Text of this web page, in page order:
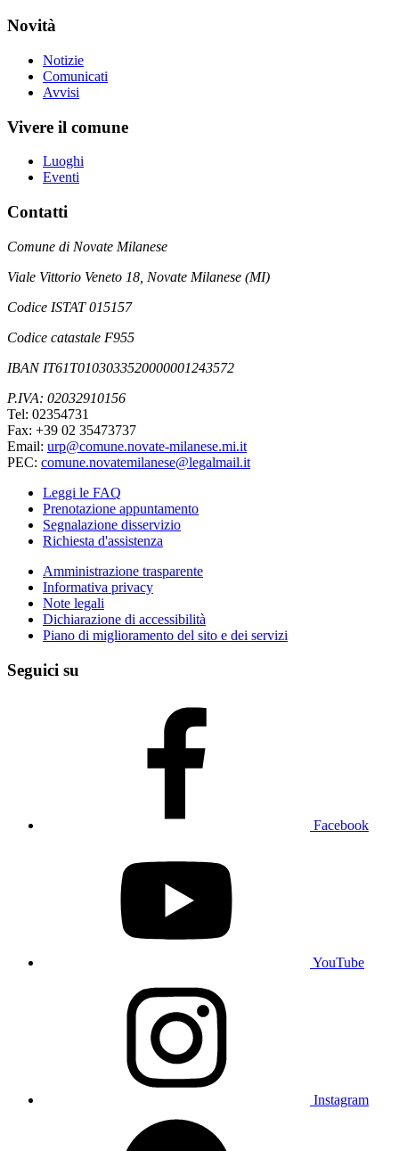
Novità
Notizie
Comunicati
Avvisi
Vivere il comune
Luoghi
Eventi
Contatti
Comune di Novate Milanese
Viale Vittorio Veneto 18, Novate Milanese (MI)
Codice ISTAT 015157
Codice catastale F955
IBAN IT61T0103033520000001243572
P.IVA: 02032910156
Tel: 02354731
Fax: +39 02 35473737
Email: urp@comune.novate-milanese.mi.it
PEC: comune.novatemilanese@legalmail.it
Leggi le FAQ
Prenotazione appuntamento
Segnalazione disservizio
Richiesta d'assistenza
Amministrazione trasparente
Informativa privacy
Note legali
Dichiarazione di accessibilità
Piano di miglioramento del sito e dei servizi
Seguici su
Facebook
YouTube
Instagram